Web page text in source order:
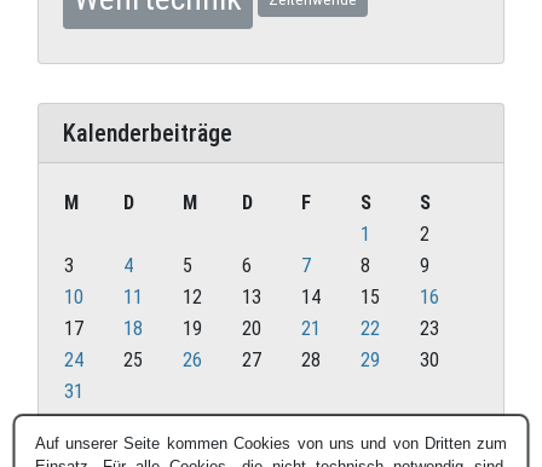
Kalenderbeiträge
Mai 2021
M D M D F S
S
1
2
3
4 5 6 7 8
9
10
11 12 13 14 15
16
17
18 19 20 21 22
23
24
25 26 27 28 29
30
31
Auf unserer Seite kommen Cookies von uns und von Dritten zum